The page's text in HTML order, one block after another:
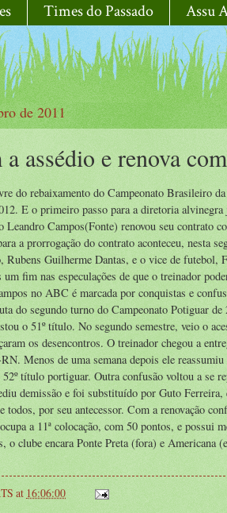
Times do Passado Assu
de 2011
assédio e renova
do rebaixamento do Campeonato Brasileiro
E o primeiro passo para a diretoria
Leandro Campos(Fonte) renovou seu contrato
a prorrogação do contrato aconteceu, nesta
Rubens Guilherme Dantas, e o vice de futebol,
um fim nas especulações de que o treinador
no ABC é marcada por conquistas e
do segundo turno do Campeonato Potiguar
o 51º título. No segundo semestre, veio o
os desencontros. O treinador chegou a
Menos de uma semana depois ele
título portiguar. Outra confusão voltou a se
demissão e foi substituído por Guto
todos, por seu antecessor. Com a renovação
a 11ª colocação, com 50 pontos, e possui
o clube encara Ponte Preta (fora) e Americana
at 16:06:00